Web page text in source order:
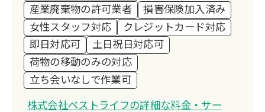
産業廃棄物の許可業者
損害保険加入済み
女性スタッフ対応
クレジットカード対応
即日対応可
土日祝日対応可
荷物の移動のみの対応
立ち会いなしで作業可
株式会社ベストライフの詳細な料金・サー